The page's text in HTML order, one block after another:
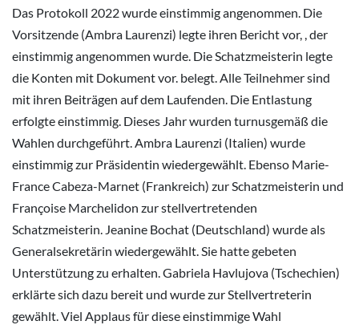
Das Protokoll 2022 wurde einstimmig angenommen. Die
Vorsitzende (Ambra Laurenzi) legte ihren Bericht vor, , der
einstimmig angenommen wurde. Die Schatzmeisterin legte
die Konten mit Dokument vor. belegt. Alle Teilnehmer sind
mit ihren Beiträgen auf dem Laufenden. Die Entlastung
erfolgte einstimmig. Dieses Jahr wurden turnusgemäß die
Wahlen durchgeführt. Ambra Laurenzi (Italien) wurde
einstimmig zur Präsidentin wiedergewählt. Ebenso Marie-
France Cabeza-Marnet (Frankreich) zur Schatzmeisterin und
Françoise Marchelidon zur stellvertretenden
Schatzmeisterin. Jeanine Bochat (Deutschland) wurde als
Generalsekretärin wiedergewählt. Sie hatte gebeten
Unterstützung zu erhalten. Gabriela Havlujova (Tschechien)
erklärte sich dazu bereit und wurde zur Stellvertreterin
gewählt. Viel Applaus für diese einstimmige Wahl